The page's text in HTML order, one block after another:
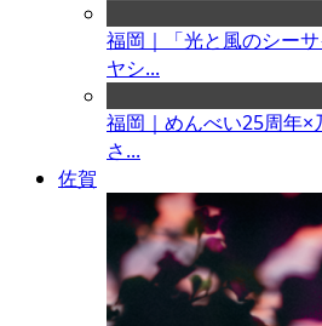
福岡｜「光と風のシー
ヤシ...
福岡｜めんべい25周年×
さ...
佐賀